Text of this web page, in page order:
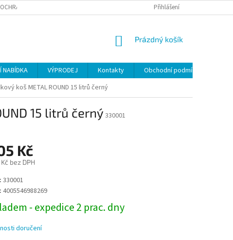
OSOBNÍCH ÚDAJŮ Přihlášení
NÁKUPNÍ
Prázdný košík
NABÍDKA VÝPRODEJ Kontakty
Obchodní podmínky
koš METAL ROUND 15 litrů černý
15 litrů černý 330001
Kč
bez DPH
330001
4005546988269
- expedice 2 prac. dny
doručení